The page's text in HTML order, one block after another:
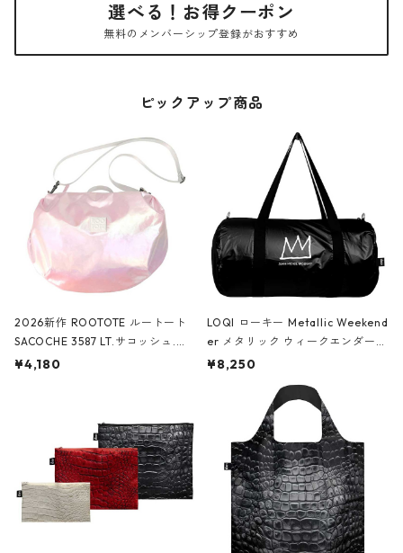
選べる！お得クーポン
無料のメンバーシップ登録がおすすめ
ピックアップ商品
2026新作 ROOTOTE ルートート
SACOCHE 3587 LT.サコッシュ.ル
ミエ-B ショルダーバッグ グロスピ
¥4,180
LOQI ローキー Metallic Weekend
er メタリック ウィークエンダー
ボストンバッグ ショルダーバッグ
Black ジャン=ミッシェル・バスキ
ア/クラウン ブラック
¥8,250